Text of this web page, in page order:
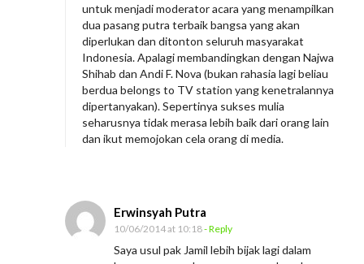
untuk menjadi moderator acara yang menampilkan
dua pasang putra terbaik bangsa yang akan
diperlukan dan ditonton seluruh masyarakat
Indonesia. Apalagi membandingkan dengan Najwa
Shihab dan Andi F. Nova (bukan rahasia lagi beliau
berdua belongs to TV station yang kenetralannya
dipertanyakan). Sepertinya sukses mulia
seharusnya tidak merasa lebih baik dari orang lain
dan ikut memojokan cela orang di media.
Erwinsyah Putra
10/06/2014 at 10:18- Reply
Saya usul pak Jamil lebih bijak lagi dalam